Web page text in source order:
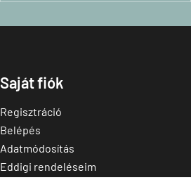
Saját fiók
Regisztráció
Belépés
Adatmódosítás
Eddigi rendeléseim